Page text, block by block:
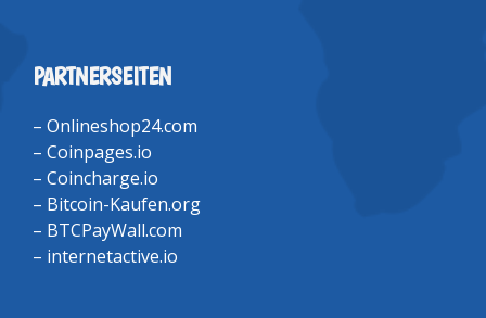
PARTNERSEITEN
– Onlineshop24.com
– Coinpages.io
– Coincharge.io
– Bitcoin-Kaufen.org
– BTCPayWall.com
– internetactive.io